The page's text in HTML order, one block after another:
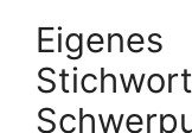
Eigenes